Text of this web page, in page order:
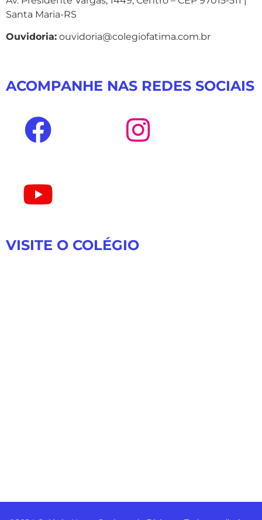
Santa Maria-RS
Ouvidoria: ouvidoria@colegiofatima.com.br
ACOMPANHE NAS REDES SOCIAIS
VISITE O COLÉGIO